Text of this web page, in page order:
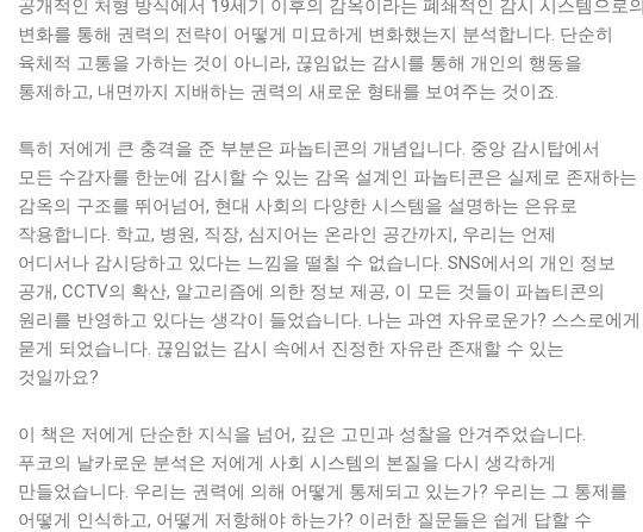
공개적인 처형 방식에서 19세기 이후의 감옥이라는 폐쇄적인 감시 시스템으로의
변화를 통해 권력의 전략이 어떻게 미묘하게 변화했는지 분석합니다. 단순히
육체적 고통을 가하는 것이 아니라, 끊임없는 감시를 통해 개인의 행동을
통제하고, 내면까지 지배하는 권력의 새로운 형태를 보여주는 것이죠.
특히 저에게 큰 충격을 준 부분은 파놉티콘의 개념입니다. 중앙 감시탑에서
모든 수감자를 한눈에 감시할 수 있는 감옥 설계인 파놉티콘은 실제로 존재하는
감옥의 구조를 뛰어넘어, 현대 사회의 다양한 시스템을 설명하는 은유로
작용합니다. 학교, 병원, 직장, 심지어는 온라인 공간까지, 우리는 언제
어디서나 감시당하고 있다는 느낌을 떨칠 수 없습니다. SNS에서의 개인 정보
공개, CCTV의 확산, 알고리즘에 의한 정보 제공, 이 모든 것들이 파놉티콘의
원리를 반영하고 있다는 생각이 들었습니다. 나는 과연 자유로운가? 스스로에게
묻게 되었습니다. 끊임없는 감시 속에서 진정한 자유란 존재할 수 있는
것일까요?
이 책은 저에게 단순한 지식을 넘어, 깊은 고민과 성찰을 안겨주었습니다.
푸코의 날카로운 분석은 저에게 사회 시스템의 본질을 다시 생각하게
만들었습니다. 우리는 권력에 의해 어떻게 통제되고 있는가? 우리는 그 통제를
어떻게 인식하고, 어떻게 저항해야 하는가? 이러한 질문들은 쉽게 답할 수